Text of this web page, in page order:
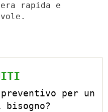
rapida e
per un